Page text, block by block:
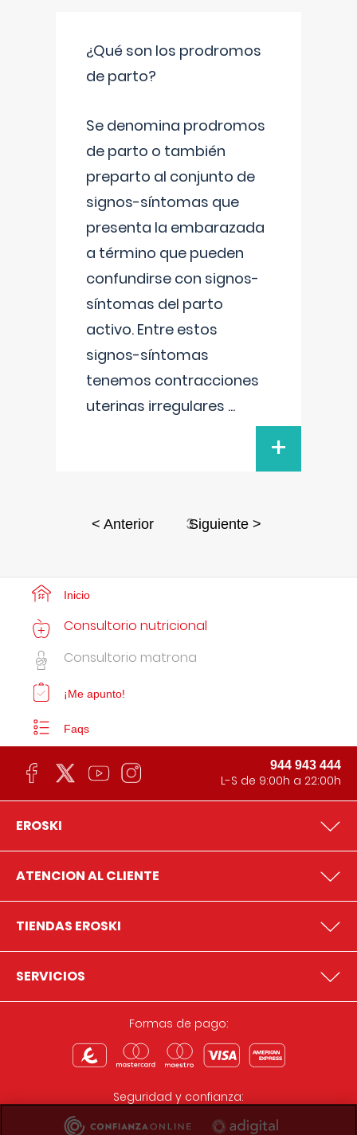
¿Qué son los prodromos
de parto?
Se denomina prodromos
de parto o también
preparto al conjunto de
signos-síntomas que
presenta la embarazada
a término que pueden
confundirse con signos-
síntomas del parto
activo. Entre estos
signos-síntomas
tenemos contracciones
uterinas irregulares ...
+
< Anterior 3Siguiente >
Inicio
Consultorio nutricional
Consultorio matrona
¡Me apunto!
Faqs
944 943 444
L-S de 9:00h a 22:00h
EROSKI
ATENCION AL CLIENTE
TIENDAS EROSKI
SERVICIOS
Formas de pago:
Seguridad y confianza: